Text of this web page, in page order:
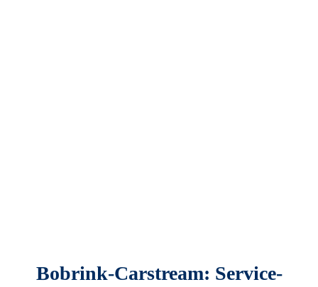
Bobrink-Carstream: Service-